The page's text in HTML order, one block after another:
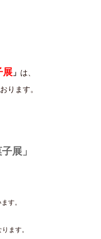
展 」 は、
ります。
展」
す。
ます。